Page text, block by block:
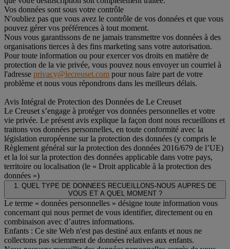
Vos données sont sous votre contrôle
N'oubliez pas que vous avez le contrôle de vos données et que vous
pouvez gérer vos préférences à tout moment.
Nous vous garantissons de ne jamais transmettre vos données à des
organisations tierces à des fins marketing sans votre autorisation.
Pour toute information ou pour exercer vos droits en matière de
protection de la vie privée, vous pouvez nous envoyer un courriel à
l'adresse privacy@lecreuset.com pour nous faire part de votre
problème et nous vous répondrons dans les meilleurs délais.
Avis Intégral de Protection des Données de Le Creuset
Le Creuset s’engage à protéger vos données personnelles et votre
vie privée. Le présent avis explique la façon dont nous recueillons et
traitons vos données personnelles, en toute conformité avec la
législation européenne sur la protection des données (y compris le
Règlement général sur la protection des données 2016/679 de l’UE)
et la loi sur la protection des données applicable dans votre pays,
territoire ou localisation (le « Droit applicable à la protection des
données »)
1. QUEL TYPE DE DONNEES RECUEILLONS-NOUS AUPRES DE
VOUS ET A QUEL MOMENT ?
Le terme « données personnelles » désigne toute information vous
concernant qui nous permet de vous identifier, directement ou en
combinaison avec d’autres informations.
Enfants : Ce site Web n'est pas destiné aux enfants et nous ne
collectons pas sciemment de données relatives aux enfants.